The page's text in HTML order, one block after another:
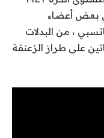
بعض أعضاء
، من البدلات
على طراز الزعنفة